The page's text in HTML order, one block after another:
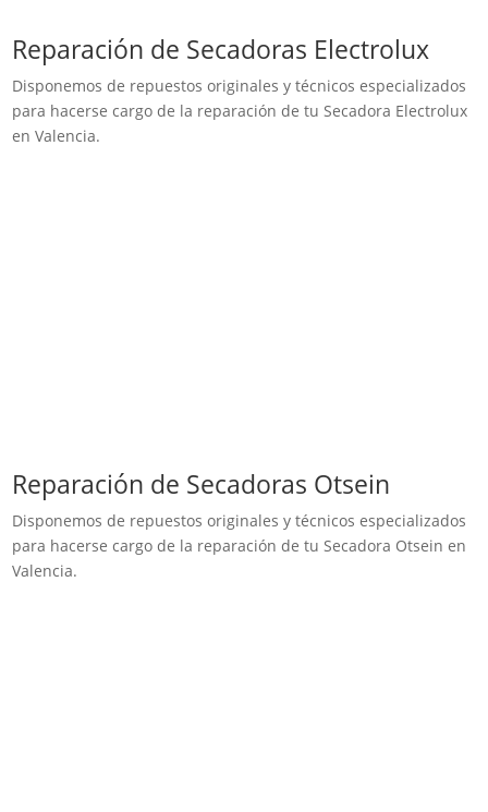
Reparación de Secadoras Electrolux
Disponemos de repuestos originales y técnicos especializados
para hacerse cargo de la reparación de tu Secadora Electrolux
en Valencia.
Reparación de Secadoras Otsein
Disponemos de repuestos originales y técnicos especializados
para hacerse cargo de la reparación de tu Secadora Otsein en
Valencia.